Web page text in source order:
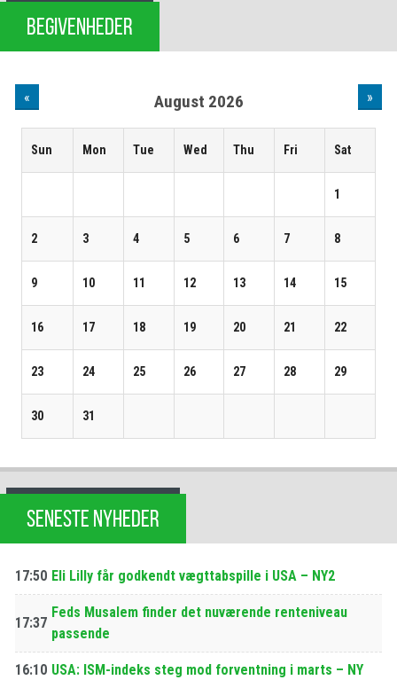
BEGIVENHEDER
« August 2026 »
Sun Mon Tue Wed Thu Fri Sat
1
2 3 4 5 6 7 8
9 10 11 12 13 14 15
16 17 18 19 20 21 22
23 24 25 26 27 28 29
30 31
SENESTE NYHEDER
17:50 Eli Lilly får godkendt vægttabspille i USA – NY2
17:37
Feds Musalem finder det nuværende renteniveau
passende
16:10 USA: ISM-indeks steg mod forventning i marts – NY